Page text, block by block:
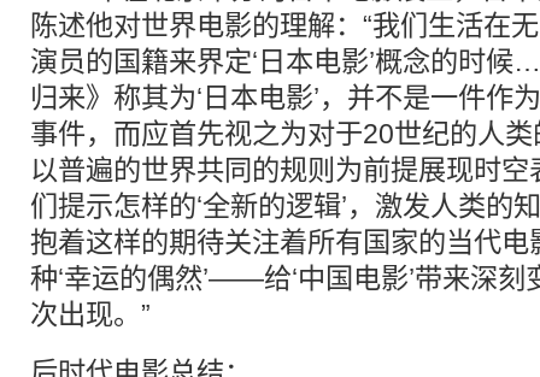
陈述他对世界电影的理解：“我们生活在
演员的国籍来界定‘日本电影’概念的时
归来》称其为‘日本电影’，并不是一件作
事件，而应首先视之为对于20世纪的人
以普遍的世界共同的规则为前提展现时
们提示怎样的‘全新的逻辑’，激发人类的
抱着这样的期待关注着所有国家的当代电
种‘幸运的偶然’——给‘中国电影’带来深刻
次出现。”